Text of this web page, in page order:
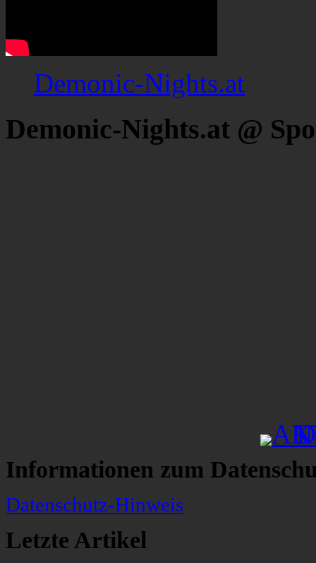
Demonic-Nights.at
Demonic-Nights.at @
Informationen zum
Datenschutz-Hinweis
Letzte Artikel